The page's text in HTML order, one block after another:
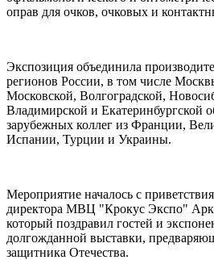
оправ для очков, очковых и
Экспозиция объединила
регионов России, в том числе
Московской, Волгоградской,
Владимирской и Екатеринбургской
зарубежных коллег из Франции,
Испании, Турции и Украины.
Мероприятие началось с
директора МВЦ "Крокус Экспо"
который поздравил гостей и
долгожданной выставки,
защитника Отечества.